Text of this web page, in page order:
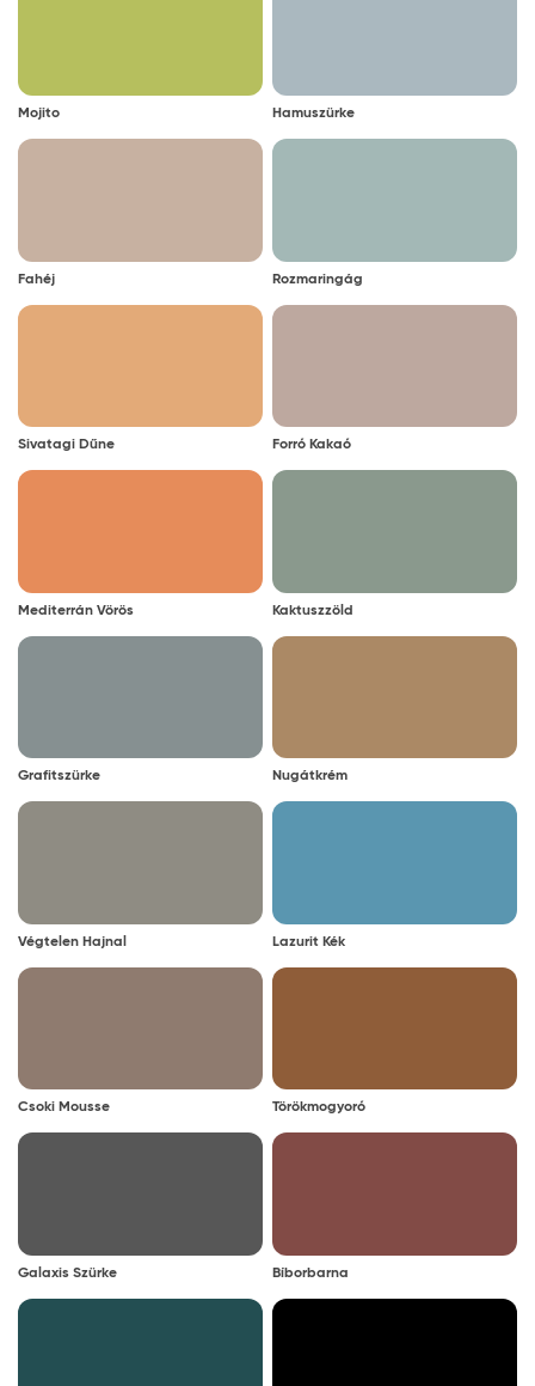
Mojito Hamuszürke
Fahéj Rozmaringág
Sivatagi Dűne Forró Kakaó
Mediterrán Vörös Kaktuszzöld
Grafitszürke Nugátkrém
Végtelen Hajnal Lazurit Kék
Csoki Mousse Törökmogyoró
Galaxis Szürke Bíborbarna